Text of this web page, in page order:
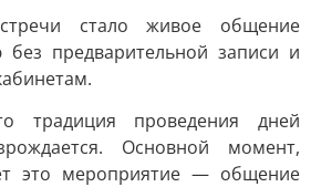
стало живое общение
предварительной записи и
традиция проведения дней
Основной момент,
это мероприятие — общение